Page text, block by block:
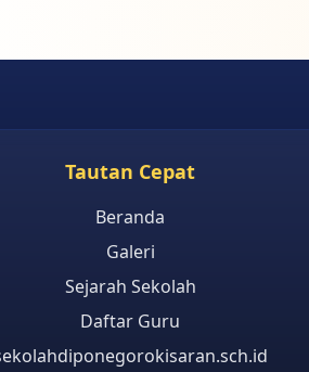
Tautan Cepat
Beranda
Galeri
Sejarah Sekolah
Daftar Guru